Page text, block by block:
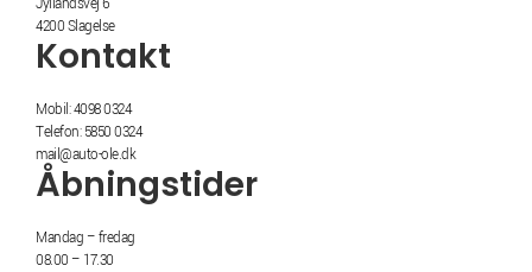
Jyllandsvej 6
4200 Slagelse
Kontakt
Mobil: 4098 0324
Telefon: 5850 0324
mail@auto-ole.dk
Åbningstider
Mandag – fredag
08.00 – 17.30